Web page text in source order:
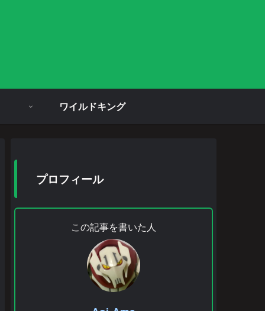
ワイルドキング
プロフィール
この記事を書いた人